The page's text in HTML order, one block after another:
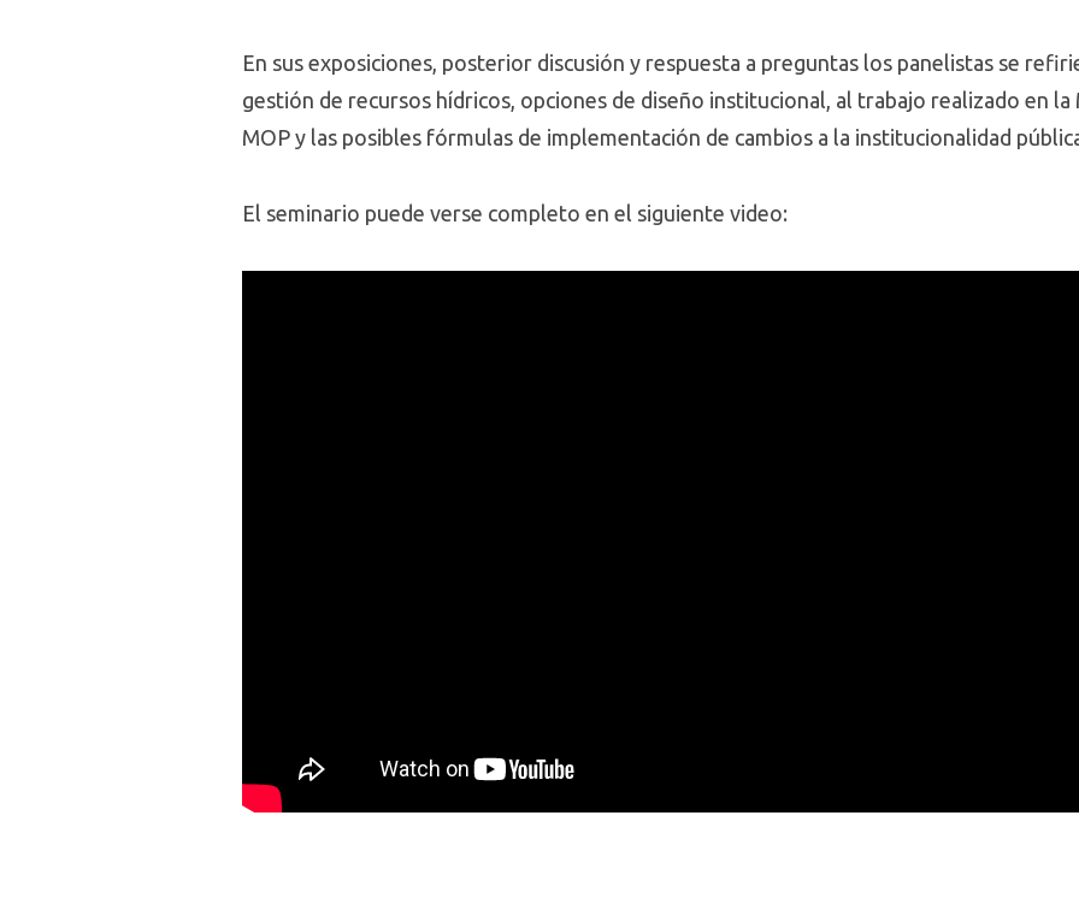
En sus exposiciones, posterior discusión y respuesta a preguntas los panelistas se
gestión de recursos hídricos, opciones de diseño institucional, al trabajo realizado en la
MOP y las posibles fórmulas de implementación de cambios a la institucionalidad
El seminario puede verse completo en el siguiente video: